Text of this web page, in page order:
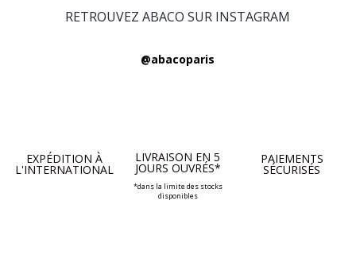
RETROUVEZ ABACO SUR INSTAGRAM
@abacoparis
EXPÉDITION À
L'INTERNATIONAL
LIVRAISON EN 5
JOURS OUVRÉS*
*dans la limite des stocks
disponibles
PAIEMENTS
SÉCURISÉS